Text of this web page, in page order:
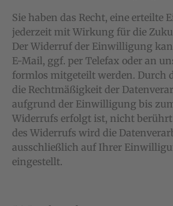
Sie haben das Recht, eine erteilte
jederzeit mit Wirkung für die
Der Widerruf der Einwilligung
E-Mail, ggf. per Telefax oder an
formlos mitgeteilt werden. Durch
die Rechtmäßigkeit der
aufgrund der Einwilligung bis
Widerrufs erfolgt ist, nicht
des Widerrufs wird die
ausschließlich auf Ihrer
eingestellt.